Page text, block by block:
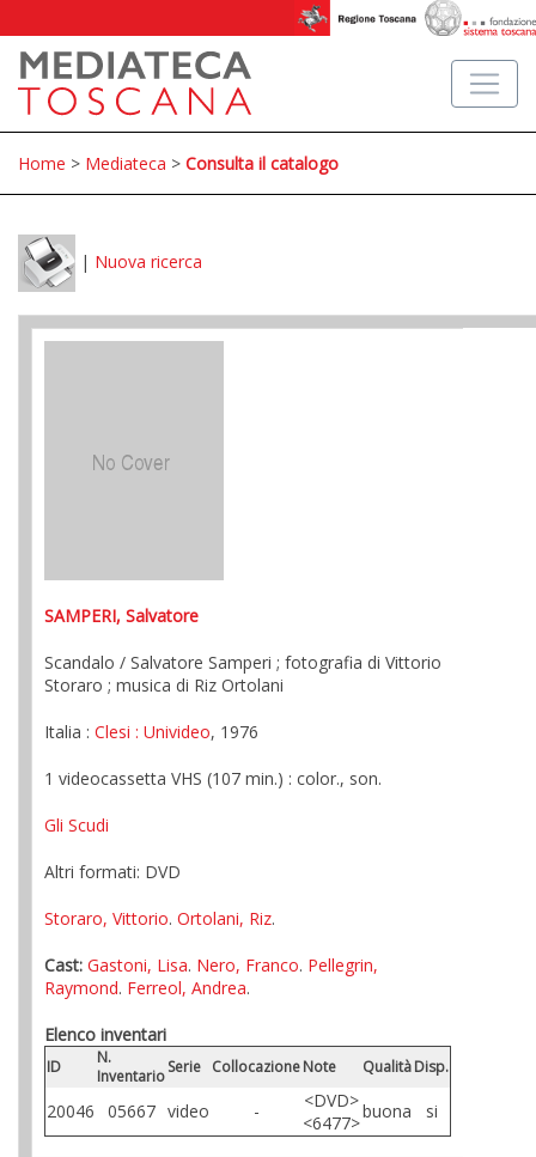
Home > Mediateca > Consulta il catalogo
| Nuova ricerca
SAMPERI, Salvatore
Scandalo / Salvatore Samperi ; fotografia di Vittorio
Storaro ; musica di Riz Ortolani
Italia : Clesi : Univideo, 1976
1 videocassetta VHS (107 min.) : color., son.
Gli Scudi
Altri formati: DVD
Storaro, Vittorio. Ortolani, Riz.
Cast: Gastoni, Lisa. Nero, Franco. Pellegrin,
Raymond. Ferreol, Andrea.
Elenco inventari
ID
N.
InventarioSerie CollocazioneNote QualitàDisp.
20046 05667 video -
<DVD>
<6477>
buona si